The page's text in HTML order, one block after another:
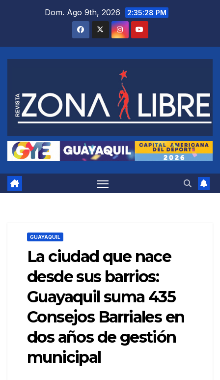
Dom. Ago 9th, 2026 2:35:29 PM
GUAYAQUIL
La ciudad que nace
desde sus barrios:
Guayaquil suma 435
Consejos Barriales en
dos años de gestión
municipal